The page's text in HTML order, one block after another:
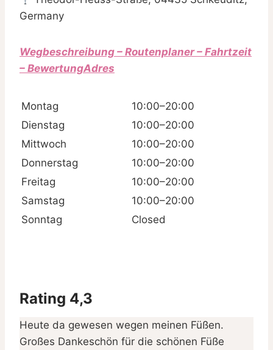
Germany
Wegbeschreibung – Routenplaner – Fahrtzeit
– BewertungAdres
Montag
10:00–20:00
Dienstag
10:00–20:00
Mittwoch
10:00–20:00
Donnerstag
10:00–20:00
Freitag
10:00–20:00
Samstag
10:00–20:00
Sonntag
Closed
Rating 4,3
Heute da gewesen wegen meinen Füßen.
Großes Dankeschön für die schönen Füße